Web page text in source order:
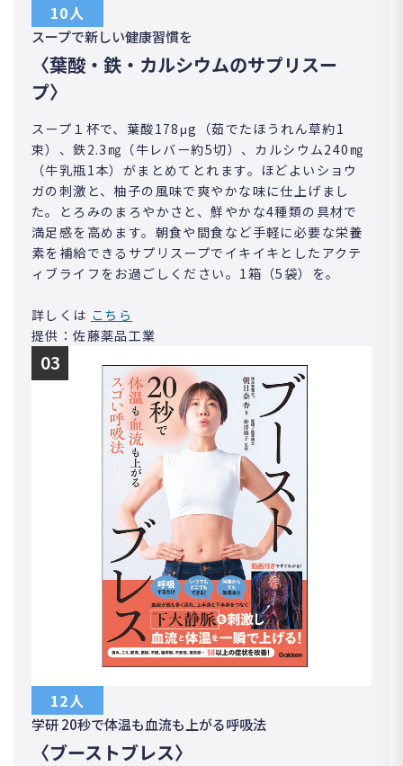
10人
スープで新しい健康習慣を
〈葉酸・鉄・カルシウムのサプリスー
プ〉
スープ１杯で、葉酸178μg（茹でたほうれん草約1
束）、鉄2.3㎎（牛レバー約5切）、カルシウム240㎎
（牛乳瓶1本）がまとめてとれます。ほどよいショウ
ガの刺激と、柚子の風味で爽やかな味に仕上げまし
た。とろみのまろやかさと、鮮やかな4種類の具材で
満足感を高めます。朝食や間食など手軽に必要な栄養
素を補給できるサプリスープでイキイキとしたアクテ
ィブライフをお過ごしください。1箱（5袋）を。
詳しくは こちら
提供：佐藤薬品工業
03
12人
学研 20秒で体温も血流も上がる呼吸法
〈ブーストブレス〉